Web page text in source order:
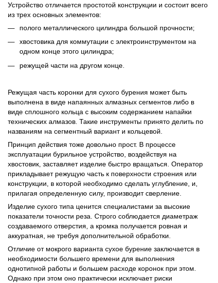
Устройство отличается простотой конструкции и состоит всего
из трех основных элементов:
полого металлического цилиндра большой прочности;
хвостовика для коммутации с электроинструментом на
одном конце этого цилиндра;
режущей части на другом конце.
Режущая часть коронки для сухого бурения может быть
выполнена в виде напаянных алмазных сегментов либо в
виде сплошного кольца с высоким содержанием напайки
технических алмазов. Такие инструменты принято делить по
названиям на сегментный вариант и кольцевой.
Принцип действия тоже довольно прост. В процессе
эксплуатации бурильное устройство, воздействуя на
хвостовик, заставляет изделие быстро вращаться. Оператор
прикладывает режущую часть к поверхности строения или
конструкции, в которой необходимо сделать углубление, и,
прилагая определенную силу, производит сверление.
Изделие сухого типа ценится специалистами за высокие
показатели точности реза. Строго соблюдается диаметраж
создаваемого отверстия, а кромка получается ровная и
аккуратная, не требуя дополнительной обработки.
Отличие от мокрого варианта сухое бурение заключается в
необходимости большего времени для выполнения
однотипной работы и большем расходе коронок при этом.
Однако при этом оно практически исключает риски